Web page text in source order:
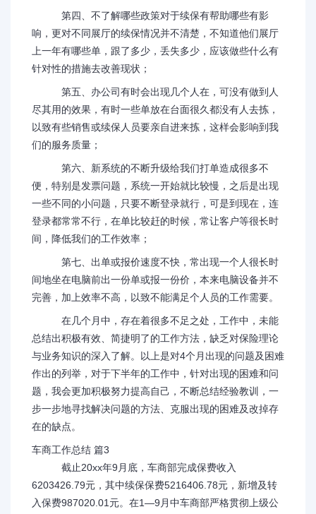
第四、不了解哪些政策对于续保有帮助哪些有影
响，更对不同展厅的续保情况并不清楚，不知道他们展厅
上一年有哪些单，跟了多少，丢失多少，应该做些什么有
针对性的措施去改善现状；
第五、办公司有时会出现几个人在，可没有做到人
尽其用的效果，有时一些单放在台面很久都没有人去拣，
以致有些销售或续保人员要亲自进来拣，这样会影响到我
们的服务质量；
第六、新系统的不断升级给我们打单造成很多不
便，特别是发票问题，系统一开始就比较慢，之后是出现
一些不同的小问题，只要不断登录就行，可是到现在，连
登录都常常不行，在单比较赶的时候，常让客户等很长时
间，降低我们的工作效率；
第七、出单或报价速度不快，常出现一个人很长时
间地坐在电脑前出一份单或报一份价，本来电脑设备并不
完善，加上效率不高，以致不能满足个人员的工作需要。
在几个月中，存在着很多不足之处，工作中，未能
总结出积极有效、简捷明了的工作方法，缺乏对保险理论
与业务知识的深入了解。以上是对4个月出现的问题及困难
作出的列举，对于下半年的工作中，针对出现的困难和问
题，我会更加积极努力提高自己，不断总结经验教训，一
步一步地寻找解决问题的方法、克服出现的困难及改掉存
在的缺点。
车商工作总结 篇3
截止20xx年9月底，车商部完成保费收入
6203426.79元，其中续保保费5216406.78元，新增及转
入保费987020.01元。在1—9月中车商部严格贯彻上级公